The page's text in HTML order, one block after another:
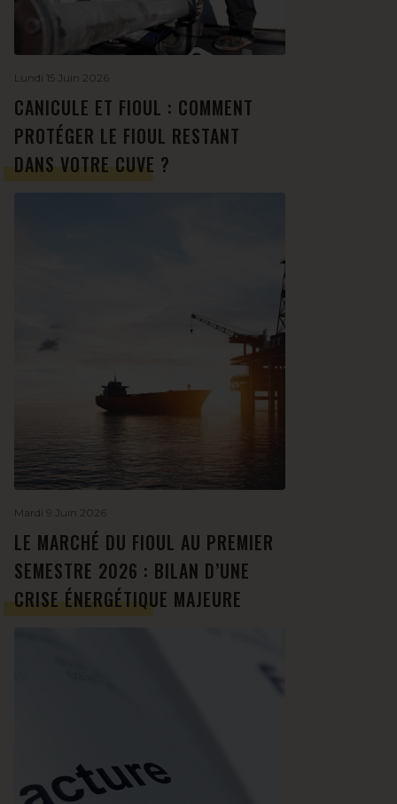
Lundi 15 Juin 2026
CANICULE ET FIOUL : COMMENT
PROTÉGER LE FIOUL RESTANT
DANS VOTRE CUVE ?
Mardi 9 Juin 2026
LE MARCHÉ DU FIOUL AU PREMIER
SEMESTRE 2026 : BILAN D’UNE
CRISE ÉNERGÉTIQUE MAJEURE